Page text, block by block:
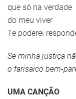
que só na verdade
do meu viver
Te poderei
Se minha justiça
o farisaico bem-
UMA CANÇÃO